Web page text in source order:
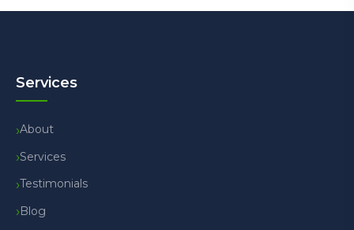
Services
About
Services
Testimonials
Blog